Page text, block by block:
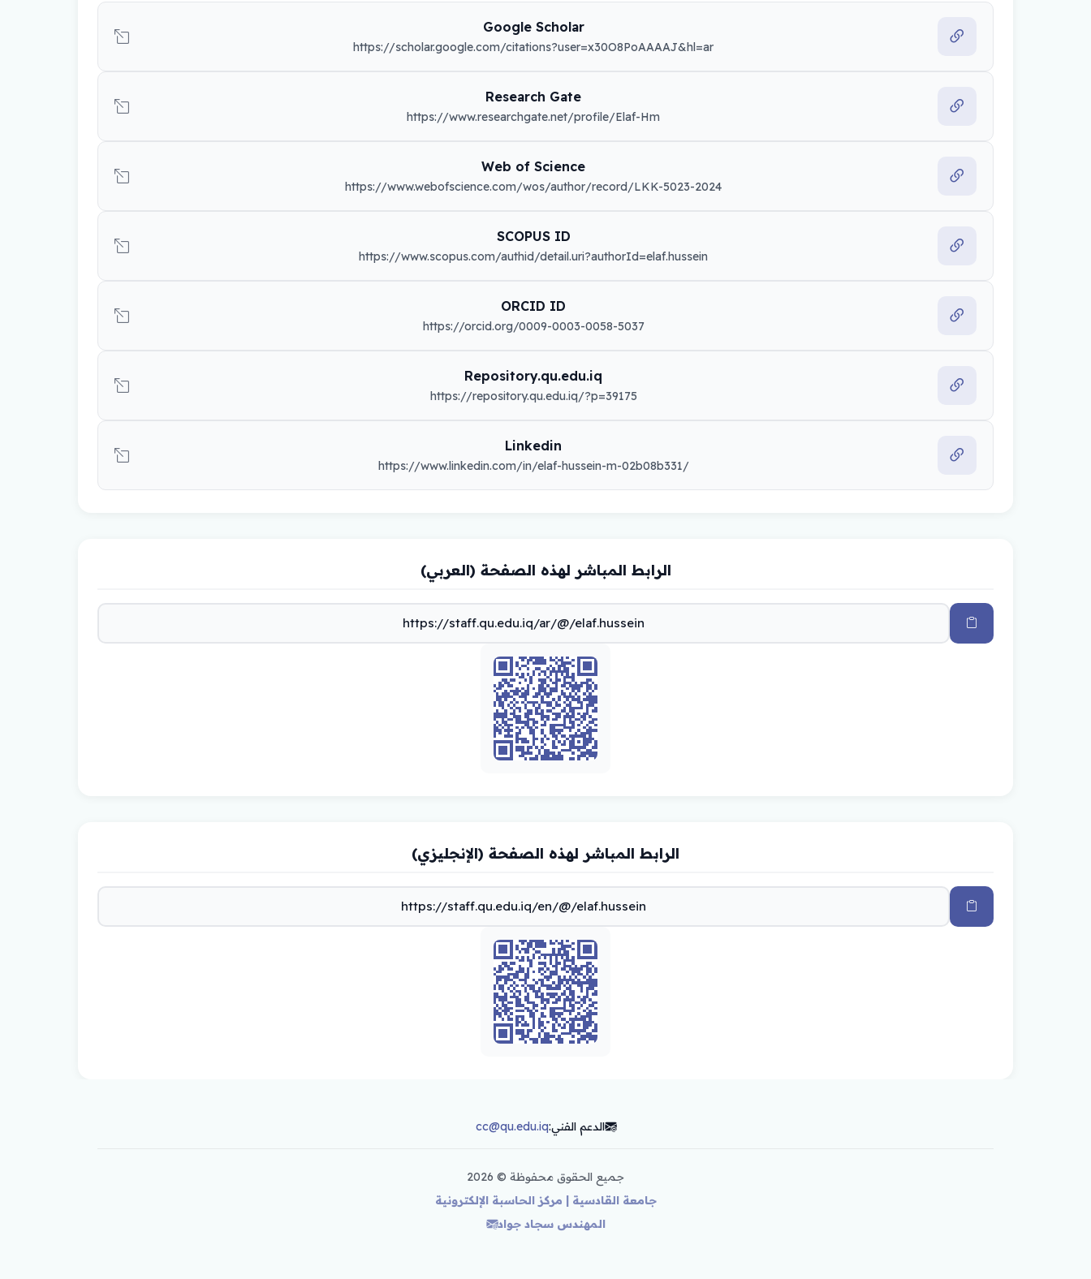
Google Scholar
https://scholar.google.com/citations?user=x30O8PoAAAAJ&hl=ar
Research Gate
https://www.researchgate.net/profile/Elaf-Hm
Web of Science
https://www.webofscience.com/wos/author/record/LKK-5023-2024
SCOPUS ID
https://www.scopus.com/authid/detail.uri?authorId=elaf.hussein
ORCID ID
https://orcid.org/0009-0003-0058-5037
Repository.qu.edu.iq
https://repository.qu.edu.iq/?p=39175
Linkedin
https://www.linkedin.com/in/elaf-hussein-m-02b08b331/
الرابط المباشر لهذه الصفحة (العربي)
الرابط المباشر لهذه الصفحة (الإنجليزي)
الدعم الفني:cc@qu.edu.iq
جميع الحقوق محفوظة © 2026
جامعة القادسية | مركز الحاسبة الإلكترونية
المهندس سجاد جواد